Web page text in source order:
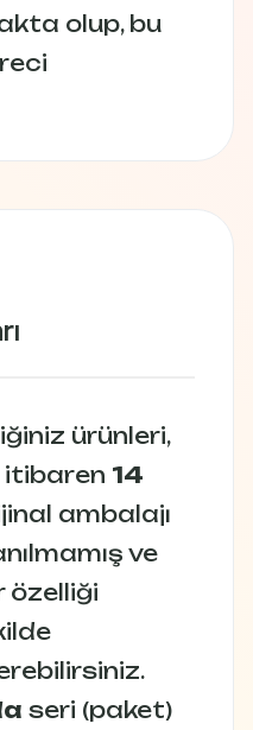
olup, bu
ürünleri,
14
ambalajı
ve
özelliği
seri (paket)